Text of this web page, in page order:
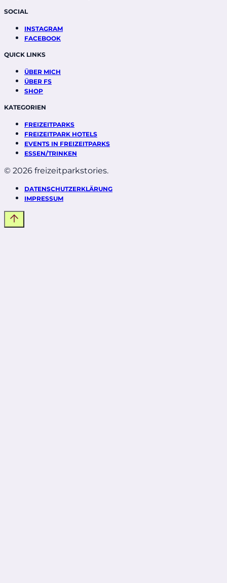
SOCIAL
INSTAGRAM
FACEBOOK
QUICK LINKS
ÜBER MICH
ÜBER FS
SHOP
KATEGORIEN
FREIZEITPARKS
FREIZEITPARK HOTELS
EVENTS IN FREIZEITPARKS
ESSEN/TRINKEN
© 2026 freizeitparkstories.
DATENSCHUTZERKLÄRUNG
IMPRESSUM